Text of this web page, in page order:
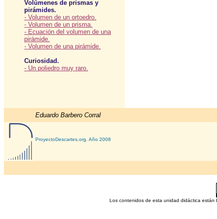
Volúmenes de prismas y
pirámides.
- Volumen de un ortoedro.
- Volumen de un prisma.
- Ecuación del volumen de una
pirámide.
- Volumen de una pirámide.
Curiosidad.
- Un poliedro muy raro.
Eduardo Barbero Corral
ProyectoDescartes.org. Año 2008
Los contenidos de esta unidad didáctica están